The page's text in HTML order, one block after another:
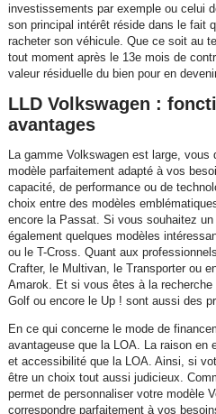
investissements par exemple ou celui
son principal intérêt réside dans le fait
racheter son véhicule. Que ce soit au
tout moment après le 13e mois de
valeur résiduelle du bien pour en
LLD Volkswagen :
avantages
La gamme Volkswagen est large,
modèle parfaitement adapté à vos
capacité, de performance ou de
choix entre des modèles
encore la Passat. Si vous souhaitez
également quelques modèles
ou le T-Cross. Quant aux
Crafter, le Multivan, le Transporter ou
Amarok. Et si vous êtes à la recherche
Golf ou encore le Up ! sont aussi des
En ce qui concerne le mode de
avantageuse que la LOA. La raison en
et accessibilité que la LOA. Ainsi, si
être un choix tout aussi judicieux.
permet de personnaliser votre modèle
correspondre parfaitement à vos